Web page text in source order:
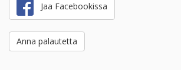
Jaa Facebookissa
Anna palautetta